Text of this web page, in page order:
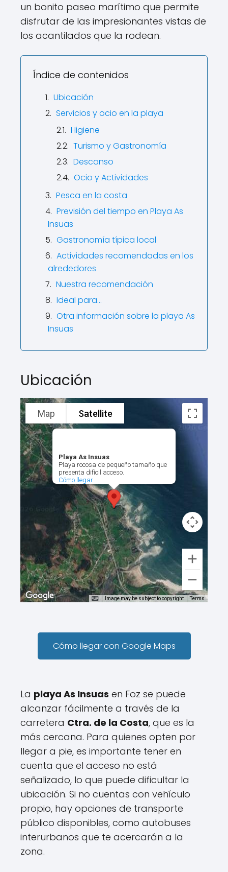
un bonito paseo marítimo que permite
disfrutar de las impresionantes vistas de
los acantilados que la rodean.
Índice de contenidos
Ubicación
Servicios y ocio en la playa
Higiene
Turismo y Gastronomía
Descanso
Ocio y Actividades
Pesca en la costa
Previsión del tiempo en Playa As
Insuas
Gastronomía típica local
Actividades recomendadas en los
alrededores
Nuestra recomendación
Ideal para…
Otra información sobre la playa As
Insuas
Ubicación
Playa As Insuas
Playa rocosa de pequeño tamaño que
presenta difícil acceso.
Cómo llegar
Map Satellite
Image may be subject to copyright Terms
Cómo llegar con Google Maps
La playa As Insuas en Foz se puede
alcanzar fácilmente a través de la
carretera Ctra. de la Costa, que es la
más cercana. Para quienes opten por
llegar a pie, es importante tener en
cuenta que el acceso no está
señalizado, lo que puede dificultar la
ubicación. Si no cuentas con vehículo
propio, hay opciones de transporte
público disponibles, como autobuses
interurbanos que te acercarán a la
zona.